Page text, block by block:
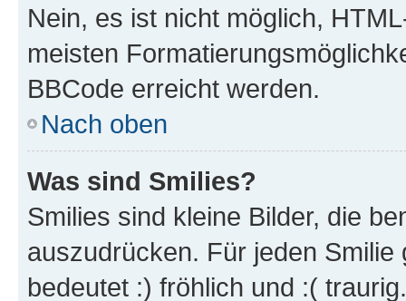
Nein, es ist nicht möglich,
meisten
BBCode erreicht werden.
Nach oben
Was sind Smilies?
Smilies sind kleine Bilder, die
auszudrücken. Für jeden
bedeutet :) fröhlich und :(